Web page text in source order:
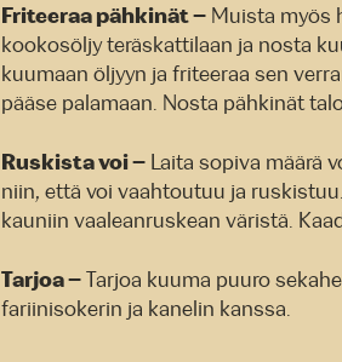
Friteeraa pähkinät – Muista myös
kookosöljy teräskattilaan ja nosta
kuumaan öljyyn ja friteeraa sen
pääse palamaan. Nosta pähkinät
Ruskista voi – Laita sopiva määrä
niin, että voi vaahtoutuu ja
kauniin vaaleanruskean väristä.
Tarjoa – Tarjoa kuuma puuro
fariinisokerin ja kanelin kanssa.